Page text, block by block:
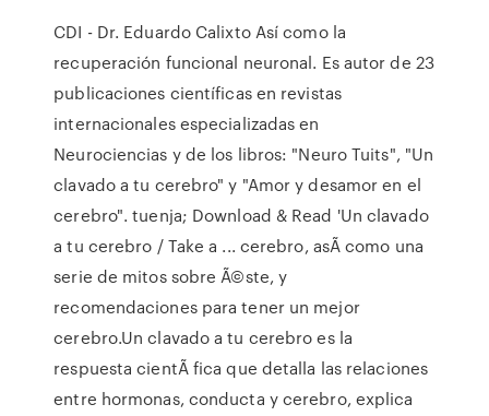
CDI - Dr. Eduardo Calixto Así como la
recuperación funcional neuronal. Es autor de 23
publicaciones científicas en revistas
internacionales especializadas en
Neurociencias y de los libros: "Neuro Tuits", "Un
clavado a tu cerebro" y "Amor y desamor en el
cerebro". tuenja; Download & Read 'Un clavado
a tu cerebro / Take a ... cerebro, asÃ como una
serie de mitos sobre Ã©ste, y
recomendaciones para tener un mejor
cerebro.Un clavado a tu cerebro es la
respuesta cientÃ fica que detalla las relaciones
entre hormonas, conducta y cerebro, explica